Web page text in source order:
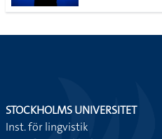
STOCKHOLMS UNIVERSITET
Inst. för lingvistik